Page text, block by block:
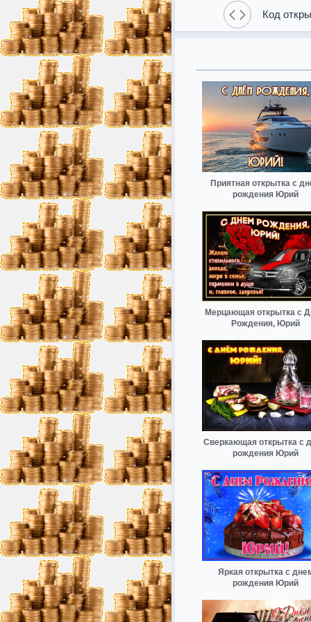
Код
Приятная открытка с
рождения Юрий
Мерцающая открытка с
Рождения, Юрий
Сверкающая открытка с
рождения Юрий
Яркая открытка с
рождения Юрий